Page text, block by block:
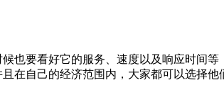
也要看好它的服务、速度以及响应时间等
在自己的经济范围内，大家都可以选择他